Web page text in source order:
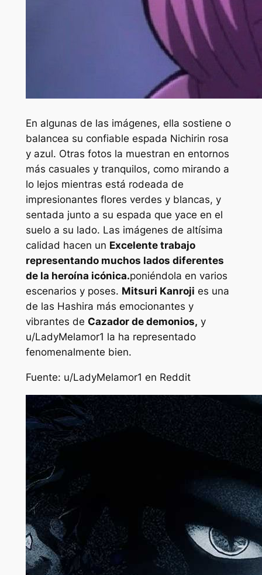
En algunas de las imágenes, ella sostiene o
balancea su confiable espada Nichirin rosa
y azul. Otras fotos la muestran en entornos
más casuales y tranquilos, como mirando a
lo lejos mientras está rodeada de
impresionantes flores verdes y blancas, y
sentada junto a su espada que yace en el
suelo a su lado. Las imágenes de altísima
calidad hacen un Excelente trabajo
representando muchos lados diferentes
de la heroína icónica.poniéndola en varios
escenarios y poses. Mitsuri Kanroji es una
de las Hashira más emocionantes y
vibrantes de Cazador de demonios, y
u/LadyMelamor1 la ha representado
fenomenalmente bien.
Fuente: u/LadyMelamor1 en Reddit